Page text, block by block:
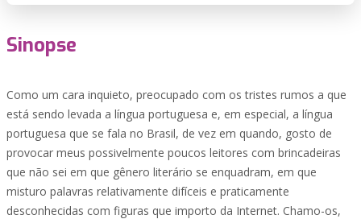
Sinopse
Como um cara inquieto, preocupado com os tristes rumos a que
está sendo levada a língua portuguesa e, em especial, a língua
portuguesa que se fala no Brasil, de vez em quando, gosto de
provocar meus possivelmente poucos leitores com brincadeiras
que não sei em que gênero literário se enquadram, em que
misturo palavras relativamente difíceis e praticamente
desconhecidas com figuras que importo da Internet. Chamo-os,